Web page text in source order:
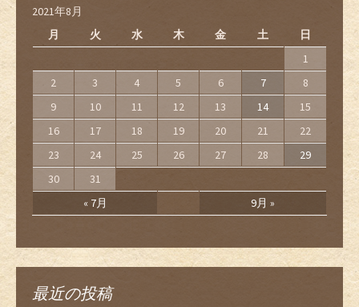
2021年8月
月
火 水 木 金 土 日
« 7月 9月 »
1
2
3 4 5 6 7
8
9
10 11 12 13 14
15
16
17 18 19 20 21
22
23
24 25 26 27 28
29
30
31
最近の投稿